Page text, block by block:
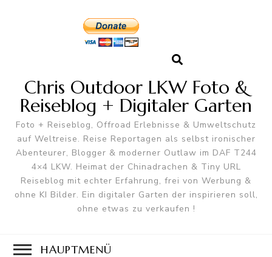
Chris Outdoor LKW Foto &
Reiseblog + Digitaler Garten
Foto + Reiseblog, Offroad Erlebnisse & Umweltschutz
auf Weltreise. Reise Reportagen als selbst ironischer
Abenteurer, Blogger & moderner Outlaw im DAF T244
4×4 LKW. Heimat der Chinadrachen & Tiny URL
Reiseblog mit echter Erfahrung, frei von Werbung &
ohne KI Bilder. Ein digitaler Garten der inspirieren soll,
ohne etwas zu verkaufen !
HAUPTMENÜ